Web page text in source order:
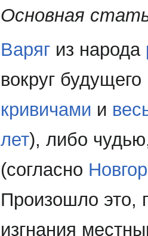
Основная
Варяг из народа
вокруг
кривичами и
лет), либо
(согласно
Произошло это,
изгнания